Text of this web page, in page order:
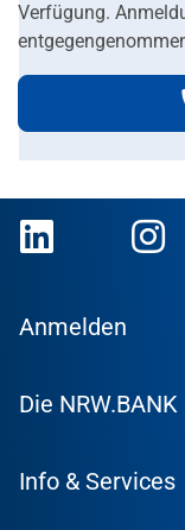
Verfügung.
Anmelden
Kundenportal
Die NRW.BANK
Presse
Info & Services